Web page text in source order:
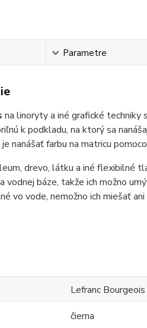
Parametre
na linoryty a iné grafické techniky
k podkladu, na ktorý sa
nanášať farbu na matricu
drevo, látku a iné flexibilné
vodnej báze, takže ich možno
vo vode, nemožno ich miešať
Lefranc Bourgeois
čierna